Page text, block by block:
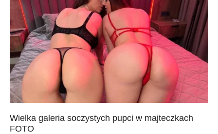
Wielka galeria soczystych pupci w majteczkach
FOTO